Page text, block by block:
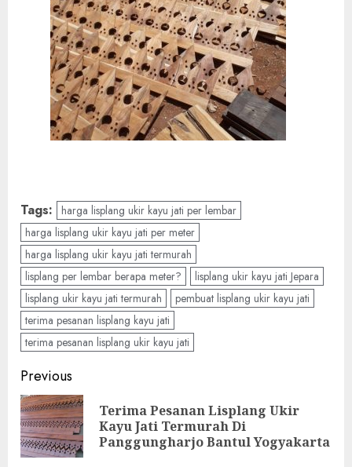
Tags: harga lisplang ukir kayu jati per lembar
harga lisplang ukir kayu jati per meter
harga lisplang ukir kayu jati termurah
lisplang per lembar berapa meter?
lisplang ukir kayu jati Jepara
lisplang ukir kayu jati termurah
pembuat lisplang ukir kayu jati
terima pesanan lisplang kayu jati
terima pesanan lisplang ukir kayu jati
Previous
Terima Pesanan Lisplang Ukir
Kayu Jati Termurah Di
Panggungharjo Bantul Yogyakarta